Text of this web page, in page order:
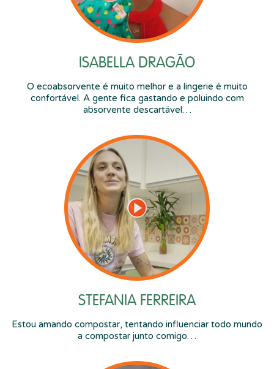
ISABELLA DRAGÃO
O ecoabsorvente é muito melhor e a lingerie é muito
confortável. A gente fica gastando e poluindo com
absorvente descartável…
STEFANIA FERREIRA
Estou amando compostar, tentando influenciar todo mundo
a compostar junto comigo…